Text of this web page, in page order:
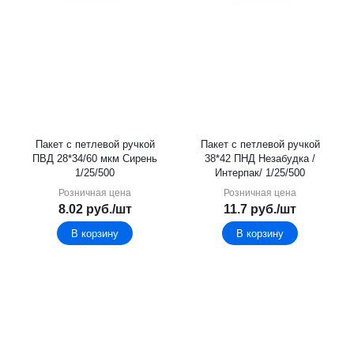
Пакет с петлевой ручкой
ПВД 28*34/60 мкм Сирень
1/25/500
Розничная цена
8.02руб./шт
В корзину
Пакет с петлевой ручкой
38*42 ПНД Незабудка /
Интерпак/ 1/25/500
Розничная цена
11.7 руб./шт
В корзину